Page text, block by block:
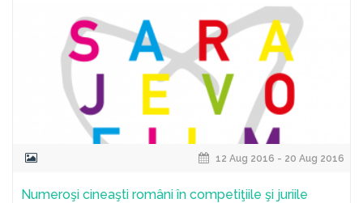
12 Aug 2016 - 20 Aug 2016
Numeroşi cineaşti români în competiţiile şi juriile